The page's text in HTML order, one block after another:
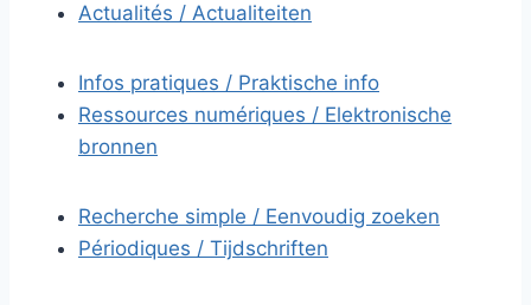
Actualités / Actualiteiten
Infos pratiques / Praktische info
Ressources numériques / Elektronische
bronnen
Recherche simple / Eenvoudig zoeken
Périodiques / Tijdschriften